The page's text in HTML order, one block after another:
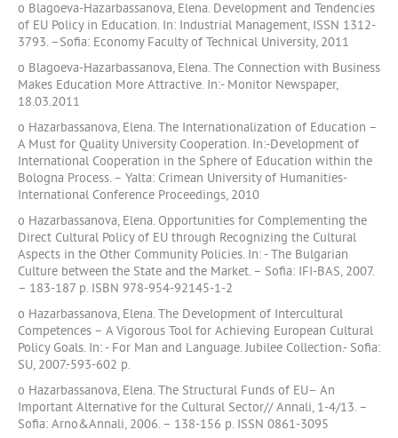
o Blagoeva-Hazarbassanova, Elena. Development and Tendencies
of EU Policy in Education. In: Industrial Management, ISSN 1312-
3793. –Sofia: Economy Faculty of Technical University, 2011
o Blagoeva-Hazarbassanova, Elena. The Connection with Business
Makes Education More Attractive. In:- Monitor Newspaper,
18.03.2011
o Hazarbassanova, Elena. The Internationalization of Education –
A Must for Quality University Cooperation. In:-Development of
International Cooperation in the Sphere of Education within the
Bologna Process. – Yalta: Crimean University of Humanities-
International Conference Proceedings, 2010
o Hazarbassanova, Elena. Opportunities for Complementing the
Direct Cultural Policy of EU through Recognizing the Cultural
Aspects in the Other Community Policies. In: - The Bulgarian
Culture between the State and the Market. – Sofia: IFI-BAS, 2007.
– 183-187 p. ISBN 978-954-92145-1-2
o Hazarbassanova, Elena. The Development of Intercultural
Competences – A Vigorous Tool for Achieving European Cultural
Policy Goals. In: - For Man and Language. Jubilee Collection.- Sofia:
SU, 2007.-593-602 p.
o Hazarbassanova, Elena. The Structural Funds of EU– An
Important Alternative for the Cultural Sector// Annali, 1-4/13. –
Sofia: Arno&Annali, 2006. – 138-156 p. ISSN 0861-3095